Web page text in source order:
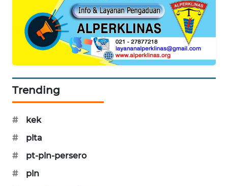
Trending
#
kek
#
plta
#
pt-pln-persero
#
pln
KARING
NEWS
MARITIM
HUMBANG
NEWS
GARONGGANG
NEWS
FISUELRI